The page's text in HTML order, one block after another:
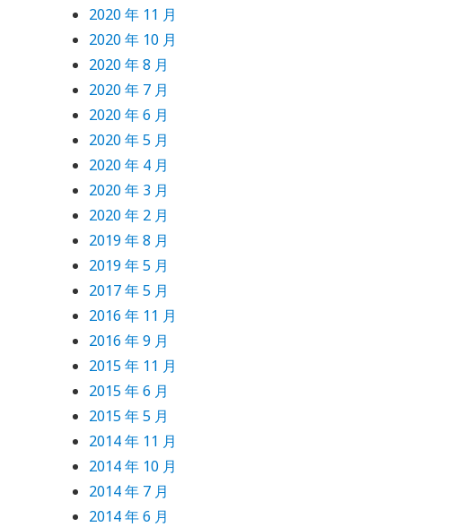
2020 年 11 月
2020 年 10 月
2020 年 8 月
2020 年 7 月
2020 年 6 月
2020 年 5 月
2020 年 4 月
2020 年 3 月
2020 年 2 月
2019 年 8 月
2019 年 5 月
2017 年 5 月
2016 年 11 月
2016 年 9 月
2015 年 11 月
2015 年 6 月
2015 年 5 月
2014 年 11 月
2014 年 10 月
2014 年 7 月
2014 年 6 月